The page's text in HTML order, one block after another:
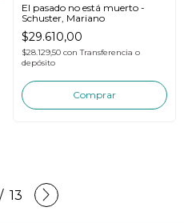
El pasado no está muerto -
Schuster, Mariano
$29.610,00
$28.129,50 con Transferencia o
depósito
/ 13